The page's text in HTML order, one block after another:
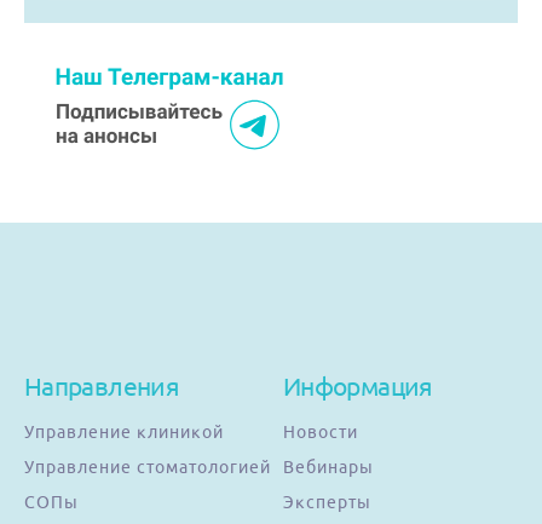
Направления
Управление клиникой
Управление стоматологией
СОПы
Информация
Новости
Вебинары
Эксперты